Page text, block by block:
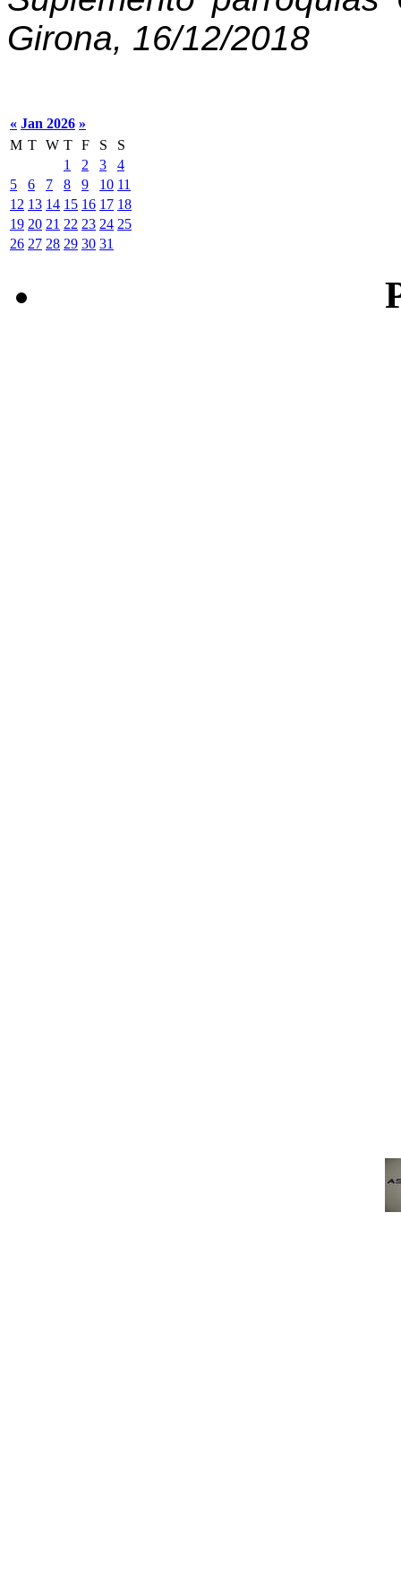
Girona, 16/12/2018
« Jan 2026 »
M T W T F S
S
1
2 3
4
5
6 7 8 9 10 11
12 13 14 15 16 17 18
19 20 21 22 23 24 25
26 27 28 29 30 31